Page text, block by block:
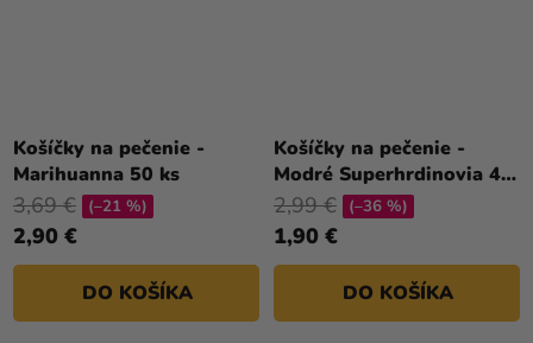
Košíčky na pečenie -
Marihuanna 50 ks
2,90 €
3,69 € (–21 %)
DO KOŠÍKA
Košíčky na pečenie -
Modré Superhrdinovia 48
ks
1,90 €
2,99 € (–36 %)
DO KOŠÍKA